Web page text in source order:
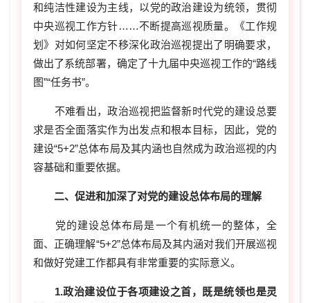
和纯洁性建设为主线，以党的政治建设为统领，贯彻
中央巡视工作方针……不断提高巡视质量。《工作规
划》对如何坚定不移深化政治巡视提出了明确要求，
做出了系统部署，确定了十九届中央巡视工作的“路线
图”“任务书”。
不难看出，政治巡视把监督新时代党的建设总要
求是否全面落实作为出发点和根本目标，因此，党的
建设“5+2”总体布局及其内涵也自然成为政治巡视的内
容基础和重要依据。
二、促进和加深了对党的建设总体布局的理解
党的建设总体布局是一个有机统一的整体，全
面、正确理解“5+2”总体布局及其内涵对我们开展巡视
和做好党建工作都具有非常重要的实际意义。
1.政治建设位于各项建设之首，既是统领也是灵